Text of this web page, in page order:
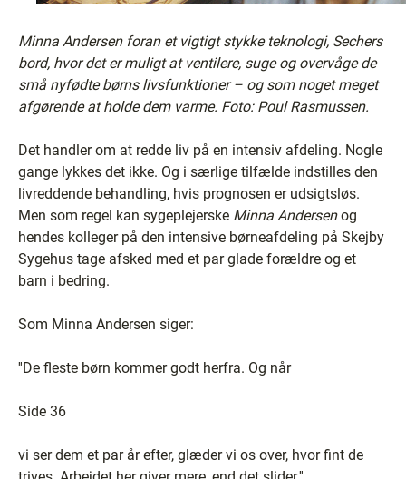
Minna Andersen foran et vigtigt stykke teknologi, Sechers
bord, hvor det er muligt at ventilere, suge og overvåge de
små nyfødte børns livsfunktioner – og som noget meget
afgørende at holde dem varme. Foto: Poul Rasmussen.
Det handler om at redde liv på en intensiv afdeling. Nogle
gange lykkes det ikke. Og i særlige tilfælde indstilles den
livreddende behandling, hvis prognosen er udsigtsløs.
Men som regel kan sygeplejerske Minna Andersenog
hendes kolleger på den intensive børneafdeling på Skejby
Sygehus tage afsked med et par glade forældre og et
barn i bedring.
Som Minna Andersen siger:
''De fleste børn kommer godt herfra. Og når
Side 36
vi ser dem et par år efter, glæder vi os over, hvor fint de